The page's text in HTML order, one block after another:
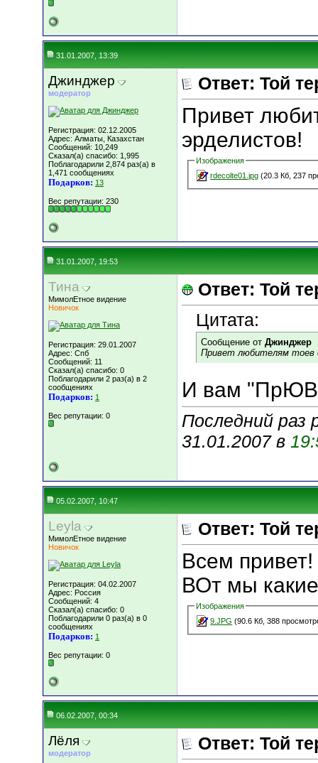
31.01.2007, 13:39
Джинджер
модератор
Регистрация: 02.12.2005
Адрес: Алматы, Казахстан
Сообщений: 10,249
Сказал(а) спасибо: 1,995
Поблагодарили 2,874 раз(а) в
1,471 сообщениях
Подарков: 13
Вес репутации: 230
Ответ: Той
Привет
эрделистов!
Изображения
rdecolte01.jpg (20.3 Кб, 237
31.01.2007, 19:53
Тина
МимолЕтное видение
Новичок
Регистрация: 29.01.2007
Адрес: Спб
Сообщений: 11
Сказал(а) спасибо: 0
Поблагодарили 2 раз(а) в 2
сообщениях
Подарков: 1
Вес репутации: 0
Ответ: Той
Цитата:
Сообщение от Джинджер
Привет любителям тоев
И вам
Последний раз
31.01.2007 в
05.02.2007, 10:47
Leyla
МимолЕтное видение
Новичок
Регистрация: 04.02.2007
Адрес: Россия
Сообщений: 4
Сказал(а) спасибо: 0
Поблагодарили 0 раз(а) в 0
сообщениях
Подарков: 1
Вес репутации: 0
Ответ: Той
Всем привет!
ВОт мы какие
Изображения
9.JPG (90.6 Кб, 388
06.02.2007, 00:34
Лёля
модератор Ответ: Той